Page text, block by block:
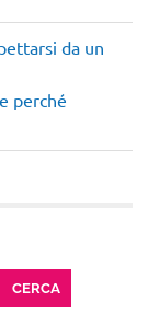
da un
perché
CERCA